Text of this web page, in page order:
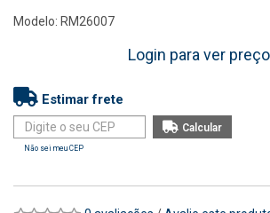
Modelo: RM26007
Login para ver preço
Estimar frete
Não sei meu CEP